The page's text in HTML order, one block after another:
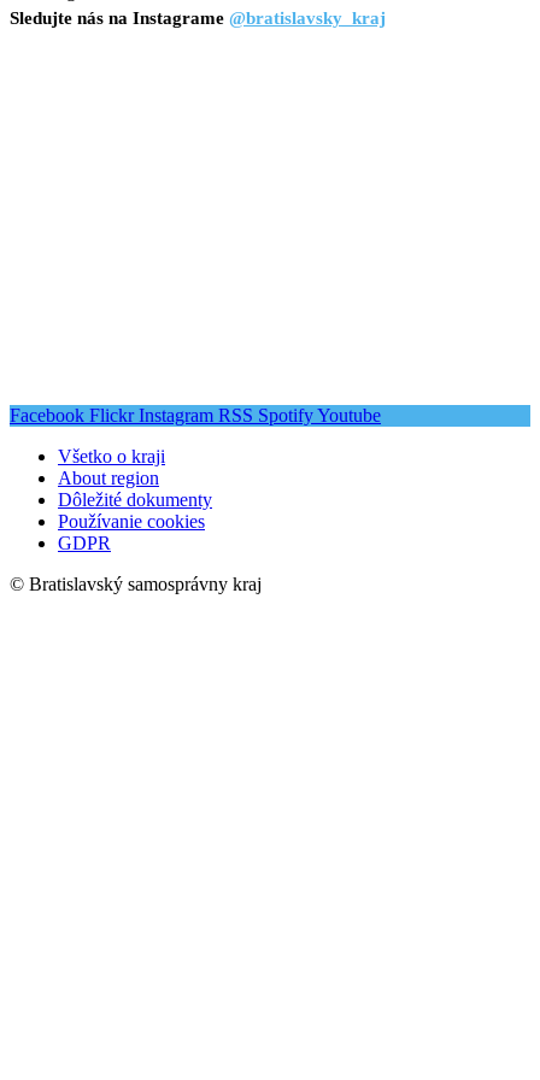
Sledujte nás na Instagrame @bratislavsky_kraj
Facebook Flickr Instagram RSS SpotifyYoutube
Všetko o kraji
About region
Dôležité dokumenty
Používanie cookies
GDPR
© Bratislavský samosprávny kraj